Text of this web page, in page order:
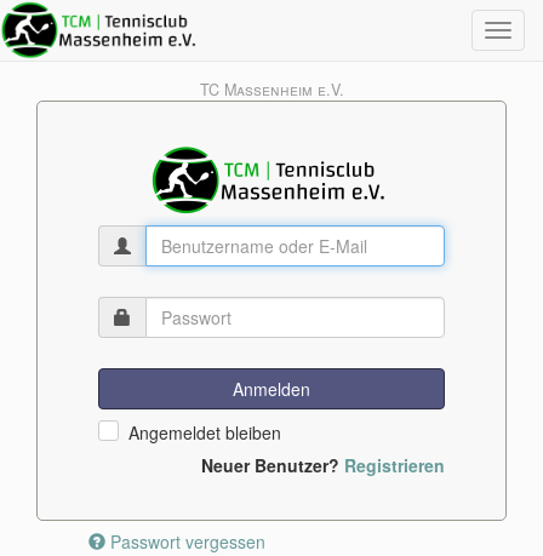
Anmelden
Angemeldet bleiben
Neuer Benutzer? Registrieren
Passwort vergessen